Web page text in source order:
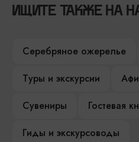
ИЩИТЕ ТАКЖЕ НА
Серебряное ожерелье
Туры и экскурсии
Сувениры
Гостевая
Гиды и экскурсоводы